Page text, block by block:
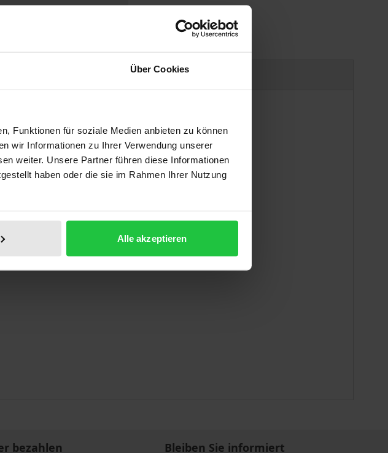
Über Cookies
Funktionen für soziale Medien anbieten zu können
wir Informationen zu Ihrer Verwendung unserer
weiter. Unsere Partner führen diese Informationen
haben oder die sie im Rahmen Ihrer Nutzung
Alle akzeptieren
Produktsicherheit
bezahlen Bleiben Sie informiert